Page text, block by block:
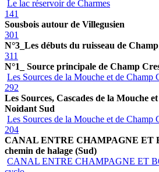
Le lac réservoir de Charmes
141
Sousbois autour de Villegusien
301
N°3_Les débuts du ruisseau de
311
N°1_ Source principale de Champ
Les Sources de la Mouche et de Champ
292
Les Sources, Cascades de la Mouche
Noidant Sud
Les Sources de la Mouche et de Champ
204
CANAL ENTRE CHAMPAGNE ET
chemin de halage (Sud)
CANAL ENTRE CHAMPAGNE ET